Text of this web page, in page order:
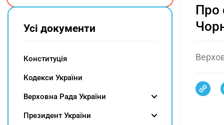
Про
Усі документи
Конституція
Кодекси України
Верховна Рада України
Президент України